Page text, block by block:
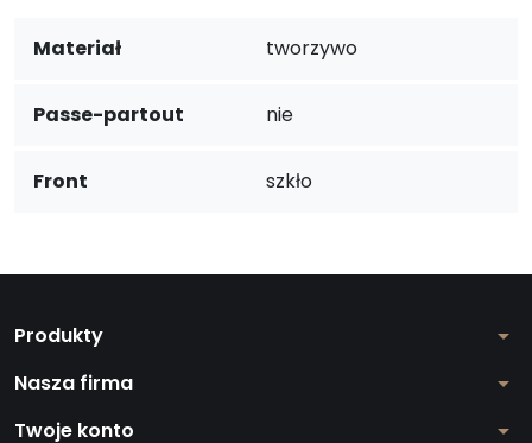
Materiał tworzywo
Passe-partout nie
Front szkło
Produkty arrow_drop_down
Nasza firma arrow_drop_down
Twoje konto arrow_drop_down